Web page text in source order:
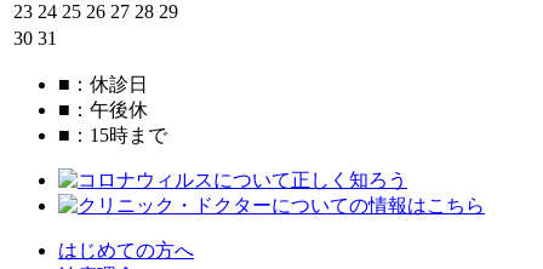
23 24 25 26 27 28 29
30 31
■ ：休診日
■ ：午後休
■ ：15時まで
はじめての方へ